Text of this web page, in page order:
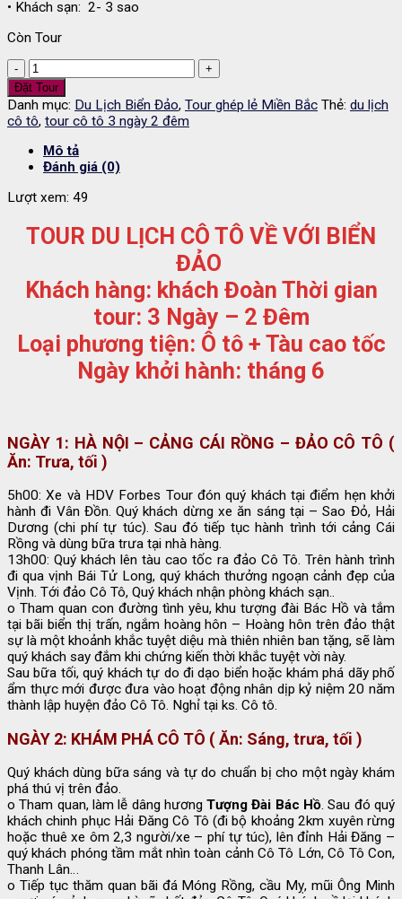
• Khách sạn: 2- 3 sao
Còn Tour
Tour
Du
lịch
Đảo
Cô
Tô
3
2
hàng
tuần
Đặt Tour
Danh mục: Du Lịch Biển Đảo, Tour ghép lẻ Miền Bắc Thẻ: du lịch
cô tô, tour cô tô 3 ngày 2 đêm
Mô tả
Đánh giá (0)
Lượt xem: 49
TOUR DU LỊCH CÔ TÔ VỀ VỚI BIỂN
ĐẢO
Khách hàng: khách Đoàn Thời gian
tour: 3 Ngày – 2 Đêm
Loại phương tiện: Ô tô + Tàu cao tốc
Ngày khởi hành: tháng 6
NGÀY 1: HÀ NỘI – CẢNG CÁI RỒNG – ĐẢO CÔ TÔ (
Ăn: Trưa, tối )
5h00: Xe và HDV Forbes Tour đón quý khách tại điểm hẹn khởi
hành đi Vân Đồn. Quý khách dừng xe ăn sáng tại – Sao Đỏ, Hải
Dương (chi phí tự túc). Sau đó tiếp tục hành trình tới cảng Cái
Rồng và dùng bữa trưa tại nhà hàng.
13h00: Quý khách lên tàu cao tốc ra đảo Cô Tô. Trên hành trình
đi qua vịnh Bái Tử Long, quý khách thưởng ngoạn cảnh đẹp của
Vịnh. Tới đảo Cô Tô, Quý khách nhận phòng khách sạn..
o Tham quan con đường tình yêu, khu tượng đài Bác Hồ và tắm
tại bãi biển thị trấn, ngắm hoàng hôn – Hoàng hôn trên đảo thật
sự là một khoảnh khắc tuyệt diệu mà thiên nhiên ban tặng, sẽ làm
quý khách say đắm khi chứng kiến thời khắc tuyệt vời này.
Sau bữa tối, quý khách tự do đi dạo biển hoặc khám phá dãy phố
ẩm thực mới được đưa vào hoạt động nhân dịp kỷ niệm 20 năm
thành lập huyện đảo Cô Tô. Nghỉ tại ks. Cô tô.
NGÀY 2: KHÁM PHÁ CÔ TÔ ( Ăn: Sáng, trưa, tối )
Quý khách dùng bữa sáng và tự do chuẩn bị cho một ngày khám
phá thú vị trên đảo.
o Tham quan, làm lễ dâng hươngTượng Đài Bác Hồ. Sau đó quý
khách chinh phục Hải Đăng Cô Tô (đi bộ khoảng 2km xuyên rừng
hoặc thuê xe ôm 2,3 người/xe – phí tự túc), lên đỉnh Hải Đăng –
quý khách phóng tầm mắt nhìn toàn cảnh Cô Tô Lớn, Cô Tô Con,
Thanh Lân…
o Tiếp tục thăm quan bãi đá Móng Rồng, cầu Mỵ, mũi Ông Minh